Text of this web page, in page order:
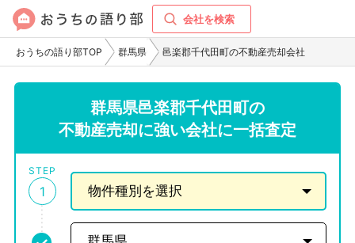
会社を検索
おうちの語り部TOP 群馬県 邑楽郡千代田町の不動産売却会社
群馬県邑楽郡千代田町の
不動産売却に強い会社に一括査定
STEP
1